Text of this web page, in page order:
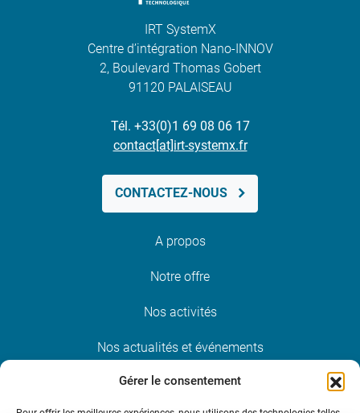
Gérer le consentement
IRT SystemX
Centre d’intégration Nano-INNOV
2, Boulevard Thomas Gobert
91120 PALAISEAU
Tél. +33(0)1 69 08 06 17
contact[at]irt-systemx.fr
CONTACTEZ-NOUS
A propos
Notre offre
Nos activités
Nos actualités et événements
Nous rejoindre